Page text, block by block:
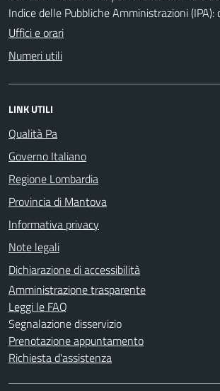
Indice delle Pubbliche Amministrazioni (IPA):
Uffici e orari
Numeri utili
LINK UTILI
Qualità Pa
Governo Italiano
Regione Lombardia
Provincia di Mantova
Informativa privacy
Note legali
Dichiarazione di accessibilità
Amministrazione trasparente
Leggi le FAQ
Segnalazione disservizio
Prenotazione appuntamento
Richiesta d'assistenza